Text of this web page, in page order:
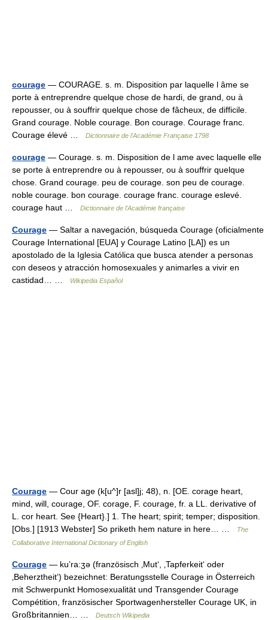
courage — COURAGE. s. m. Disposition par laquelle l âme se
porte à entreprendre quelque chose de hardi, de grand, ou à
repousser, ou à souffrir quelque chose de fâcheux, de difficile.
Grand courage. Noble courage. Bon courage. Courage franc.
Courage élevé …
Dictionnaire de l'Académie Française 1798
courage — Courage. s. m. Disposition de l ame avec laquelle elle
se porte à entreprendre ou à repousser, ou à souffrir quelque
chose. Grand courage. peu de courage. son peu de courage.
noble courage. bon courage. courage franc. courage eslevé.
courage haut …
Dictionnaire de l'Académie française
Courage — Saltar a navegación, búsqueda Courage (oficialmente
Courage International [EUA] y Courage Latino [LA]) es un
apostolado de la Iglesia Católica que busca atender a personas
con deseos y atracción homosexuales y animarles a vivir en
castidad… …
Wikipedia Español
Courage — Cour age (k[u^]r [asl]j; 48), n. [OE. corage heart,
mind, will, courage, OF. corage, F. courage, fr. a LL. derivative of
L. cor heart. See {Heart}.] 1. The heart; spirit; temper; disposition.
[Obs.] [1913 Webster] So priketh hem nature in here… …
The
Collaborative International Dictionary of English
Courage — ku’ra:ʒə (französisch ‚Mut‘, ‚Tapferkeit‘ oder
‚Beherztheit‘) bezeichnet: Beratungsstelle Courage in Österreich
mit Schwerpunkt Homosexualität und Transgender Courage
Compétition, französischer Sportwagenhersteller Courage UK, in
Großbritannien… …
Deutsch Wikipedia